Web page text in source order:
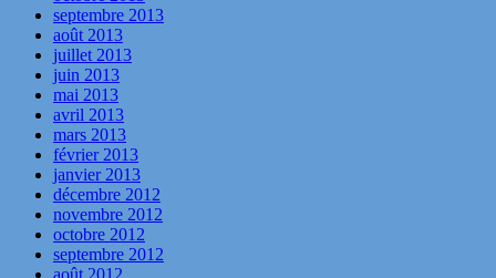
septembre 2013
août 2013
juillet 2013
juin 2013
mai 2013
avril 2013
mars 2013
février 2013
janvier 2013
décembre 2012
novembre 2012
octobre 2012
septembre 2012
août 2012